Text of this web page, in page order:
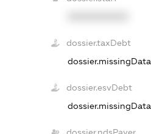
dossier.taxDebt
dossier.missingData
dossier.esvDebt
dossier.missingData
dossier.ndsPayer